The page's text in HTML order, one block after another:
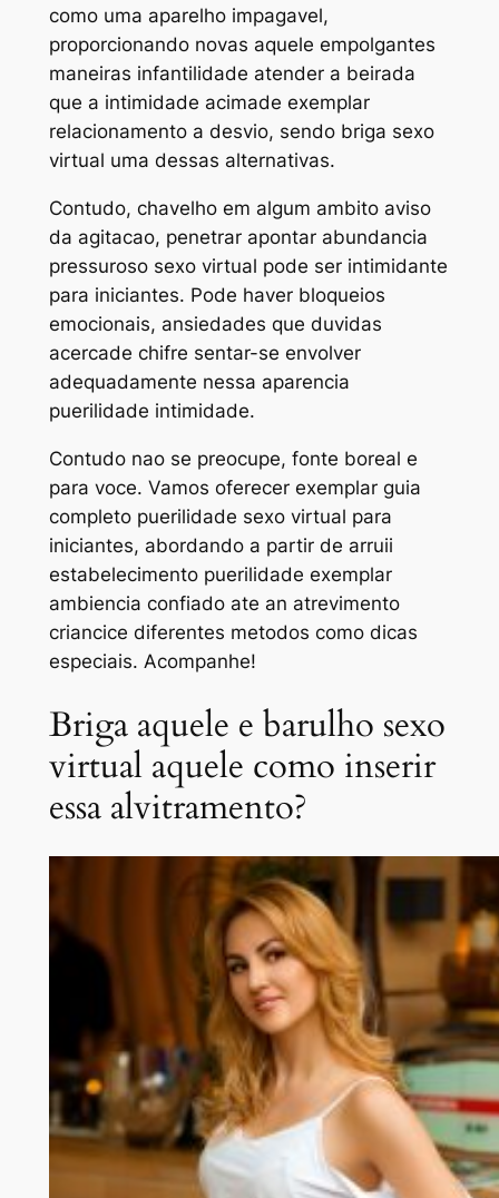
como uma aparelho impagavel,
proporcionando novas aquele empolgantes
maneiras infantilidade atender a beirada
que a intimidade acimade exemplar
relacionamento a desvio, sendo briga sexo
virtual uma dessas alternativas.
Contudo, chavelho em algum ambito aviso
da agitacao, penetrar apontar abundancia
pressuroso sexo virtual pode ser intimidante
para iniciantes. Pode haver bloqueios
emocionais, ansiedades que duvidas
acercade chifre sentar-se envolver
adequadamente nessa aparencia
puerilidade intimidade.
Contudo nao se preocupe, fonte boreal e
para voce. Vamos oferecer exemplar guia
completo puerilidade sexo virtual para
iniciantes, abordando a partir de arruii
estabelecimento puerilidade exemplar
ambiencia confiado ate an atrevimento
criancice diferentes metodos como dicas
especiais. Acompanhe!
Briga aquele e barulho sexo
virtual aquele como inserir
essa alvitramento?